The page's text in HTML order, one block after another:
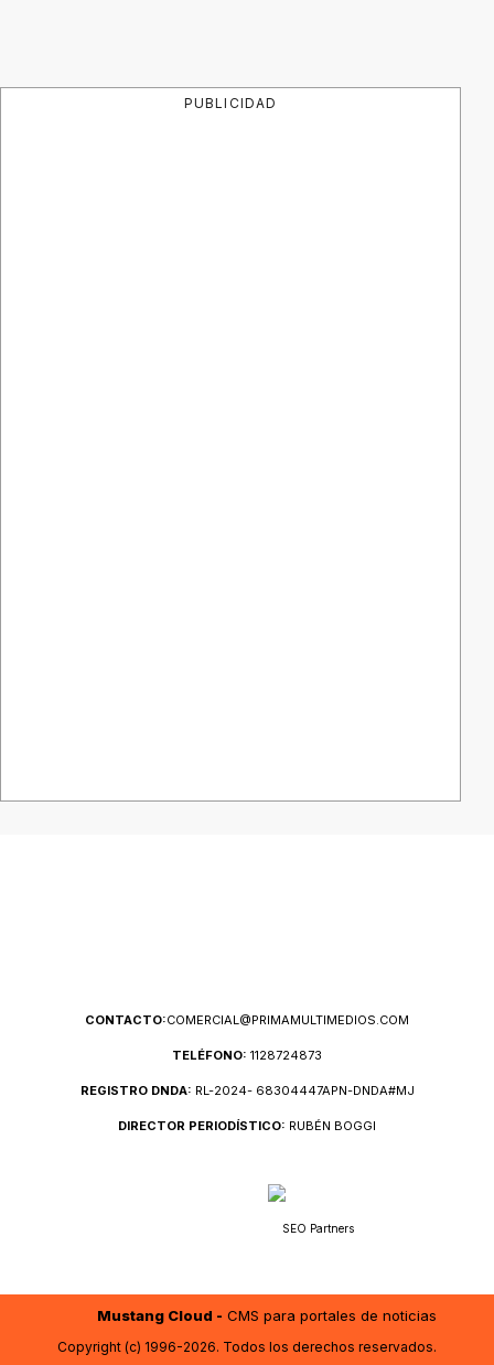
PUBLICIDAD
CONTACTO:COMERCIAL@PRIMAMULTIMEDIOS.COM
TELÉFONO: 1128724873
REGISTRO DNDA: RL-2024- 68304447APN-DNDA#MJ
DIRECTOR PERIODÍSTICO: RUBÉN BOGGI
SEO Partners
Mustang Cloud - CMS para portales de noticias
Copyright (c) 1996-2026. Todos los derechos reservados.